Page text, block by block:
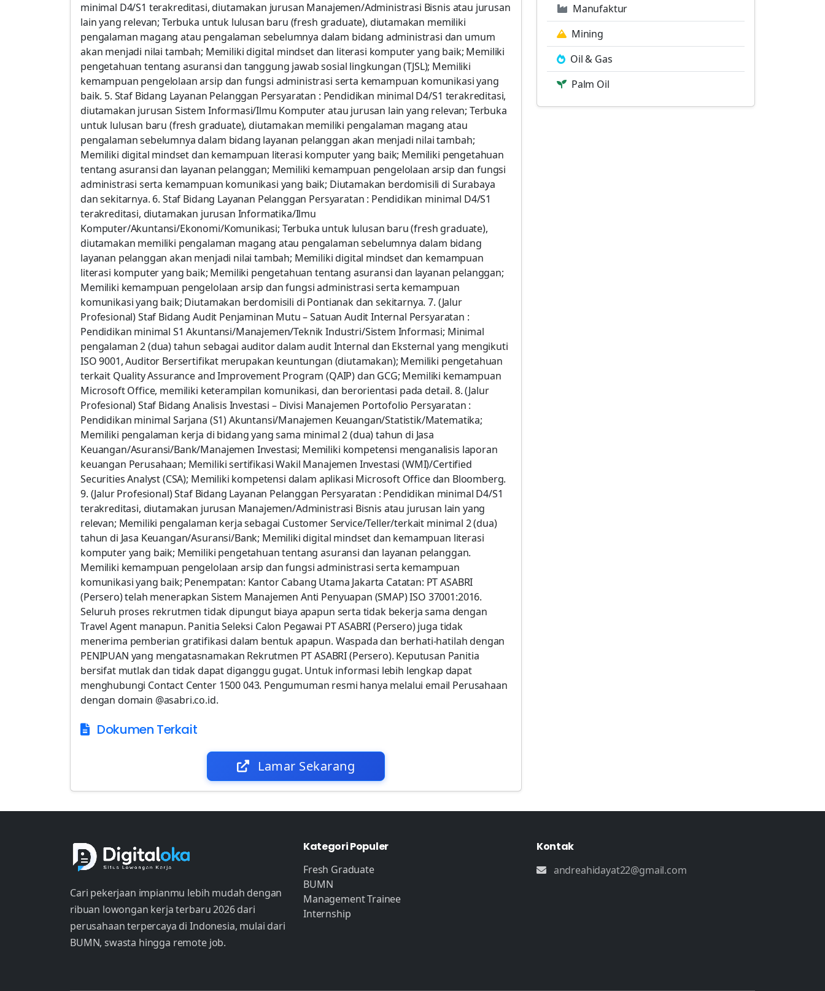
minimal D4/S1 terakreditasi, diutamakan jurusan Manajemen/Administrasi Bisnis atau jurusan
lain yang relevan; Terbuka untuk lulusan baru (fresh graduate), diutamakan memiliki
pengalaman magang atau pengalaman sebelumnya dalam bidang administrasi dan umum
akan menjadi nilai tambah; Memiliki digital mindset dan literasi komputer yang baik; Memiliki
pengetahuan tentang asuransi dan tanggung jawab sosial lingkungan (TJSL); Memiliki
kemampuan pengelolaan arsip dan fungsi administrasi serta kemampuan komunikasi yang
baik. 5. Staf Bidang Layanan Pelanggan Persyaratan : Pendidikan minimal D4/S1 terakreditasi,
diutamakan jurusan Sistem Informasi/Ilmu Komputer atau jurusan lain yang relevan; Terbuka
untuk lulusan baru (fresh graduate), diutamakan memiliki pengalaman magang atau
pengalaman sebelumnya dalam bidang layanan pelanggan akan menjadi nilai tambah;
Memiliki digital mindset dan kemampuan literasi komputer yang baik; Memiliki pengetahuan
tentang asuransi dan layanan pelanggan; Memiliki kemampuan pengelolaan arsip dan fungsi
administrasi serta kemampuan komunikasi yang baik; Diutamakan berdomisili di Surabaya
dan sekitarnya. 6. Staf Bidang Layanan Pelanggan Persyaratan : Pendidikan minimal D4/S1
terakreditasi, diutamakan jurusan Informatika/Ilmu
Komputer/Akuntansi/Ekonomi/Komunikasi; Terbuka untuk lulusan baru (fresh graduate),
diutamakan memiliki pengalaman magang atau pengalaman sebelumnya dalam bidang
layanan pelanggan akan menjadi nilai tambah; Memiliki digital mindset dan kemampuan
literasi komputer yang baik; Memiliki pengetahuan tentang asuransi dan layanan pelanggan;
Memiliki kemampuan pengelolaan arsip dan fungsi administrasi serta kemampuan
komunikasi yang baik; Diutamakan berdomisili di Pontianak dan sekitarnya. 7. (Jalur
Profesional) Staf Bidang Audit Penjaminan Mutu – Satuan Audit Internal Persyaratan :
Pendidikan minimal S1 Akuntansi/Manajemen/Teknik Industri/Sistem Informasi; Minimal
pengalaman 2 (dua) tahun sebagai auditor dalam audit Internal dan Eksternal yang mengikuti
ISO 9001, Auditor Bersertifikat merupakan keuntungan (diutamakan); Memiliki pengetahuan
terkait Quality Assurance and Improvement Program (QAIP) dan GCG; Memiliki kemampuan
Microsoft Office, memiliki keterampilan komunikasi, dan berorientasi pada detail. 8. (Jalur
Profesional) Staf Bidang Analisis Investasi – Divisi Manajemen Portofolio Persyaratan :
Pendidikan minimal Sarjana (S1) Akuntansi/Manajemen Keuangan/Statistik/Matematika;
Memiliki pengalaman kerja di bidang yang sama minimal 2 (dua) tahun di Jasa
Keuangan/Asuransi/Bank/Manajemen Investasi; Memiliki kompetensi menganalisis laporan
keuangan Perusahaan; Memiliki sertifikasi Wakil Manajemen Investasi (WMI)/Certified
Securities Analyst (CSA); Memiliki kompetensi dalam aplikasi Microsoft Office dan Bloomberg.
9. (Jalur Profesional) Staf Bidang Layanan Pelanggan Persyaratan : Pendidikan minimal D4/S1
terakreditasi, diutamakan jurusan Manajemen/Administrasi Bisnis atau jurusan lain yang
relevan; Memiliki pengalaman kerja sebagai Customer Service/Teller/terkait minimal 2 (dua)
tahun di Jasa Keuangan/Asuransi/Bank; Memiliki digital mindset dan kemampuan literasi
komputer yang baik; Memiliki pengetahuan tentang asuransi dan layanan pelanggan.
Memiliki kemampuan pengelolaan arsip dan fungsi administrasi serta kemampuan
komunikasi yang baik; Penempatan: Kantor Cabang Utama Jakarta Catatan: PT ASABRI
(Persero) telah menerapkan Sistem Manajemen Anti Penyuapan (SMAP) ISO 37001:2016.
Seluruh proses rekrutmen tidak dipungut biaya apapun serta tidak bekerja sama dengan
Travel Agent manapun. Panitia Seleksi Calon Pegawai PT ASABRI (Persero) juga tidak
menerima pemberian gratifikasi dalam bentuk apapun. Waspada dan berhati-hatilah dengan
PENIPUAN yang mengatasnamakan Rekrutmen PT ASABRI (Persero). Keputusan Panitia
bersifat mutlak dan tidak dapat diganggu gugat. Untuk informasi lebih lengkap dapat
menghubungi Contact Center 1500 043. Pengumuman resmi hanya melalui email Perusahaan
dengan domain @asabri.co.id.
Dokumen Terkait
Lamar Sekarang
Manufaktur
Mining
Oil & Gas
Palm Oil
Cari pekerjaan impianmu lebih mudah dengan
ribuan lowongan kerja terbaru 2026 dari
perusahaan terpercaya di Indonesia, mulai dari
BUMN, swasta hingga remote job.
Kategori Populer
Fresh Graduate
BUMN
Management Trainee
Internship
Kontak
andreahidayat22@gmail.com